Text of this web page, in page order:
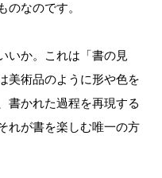
のなのです。
いか。これは「書の見
美術品のように形や色を
書かれた過程を再現する
れが書を楽しむ唯一の方